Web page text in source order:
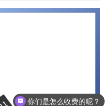
你们是怎么收费的呢？